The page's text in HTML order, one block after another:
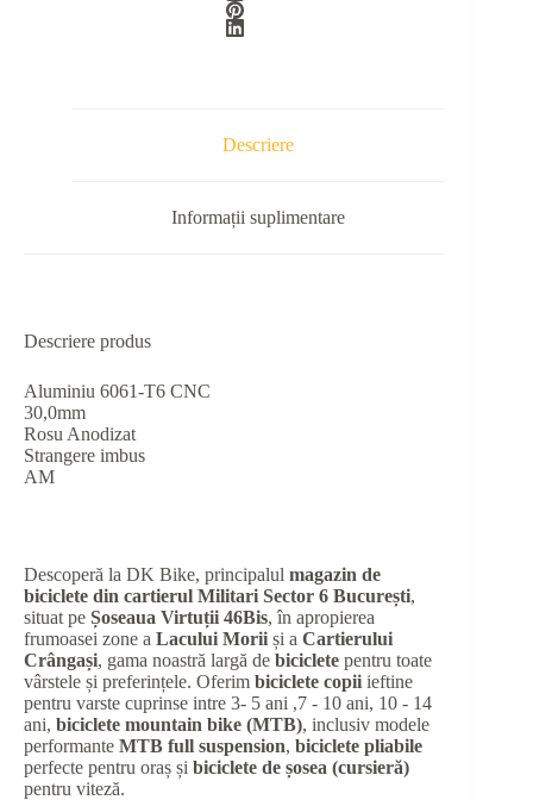
Descriere
Informații suplimentare
Descriere produs
Aluminiu 6061-T6 CNC
30,0mm
Rosu Anodizat
Strangere imbus
AM
Descoperă la DK Bike, principalul magazin de
biciclete din cartierul Militari Sector 6 București,
situat pe Șoseaua Virtuții 46Bis, în apropierea
frumoasei zone a Lacului Morii și a Cartierului
Crângași, gama noastră largă de biciclete pentru toate
vârstele și preferințele. Oferim biciclete copii ieftine
pentru varste cuprinse intre 3- 5 ani ,7 - 10 ani, 10 - 14
ani, biciclete mountain bike (MTB), inclusiv modele
performante MTB full suspension, biciclete pliabile
perfecte pentru oraș și biciclete de șosea (cursieră)
pentru viteză.